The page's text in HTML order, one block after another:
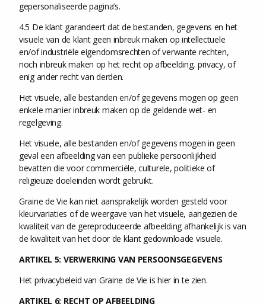
gepersonaliseerde pagina’s.
4.5 De klant garandeert dat de bestanden, gegevens en het
visuele van de klant geen inbreuk maken op intellectuele
en/of industriële eigendomsrechten of verwante rechten,
noch inbreuk maken op het recht op afbeelding, privacy, of
enig ander recht van derden.
Het visuele, alle bestanden en/of gegevens mogen op geen
enkele manier inbreuk maken op de geldende wet- en
regelgeving.
Het visuele, alle bestanden en/of gegevens mogen in geen
geval een afbeelding van een publieke persoonlijkheid
bevatten die voor commerciële, culturele, politieke of
religieuze doeleinden wordt gebruikt.
Graine de Vie kan niet aansprakelijk worden gesteld voor
kleurvariaties of de weergave van het visuele, aangezien de
kwaliteit van de gereproduceerde afbeelding afhankelijk is van
de kwaliteit van het door de klant gedownloade visuele.
ARTIKEL 5: VERWERKING VAN PERSOONSGEGEVENS
Het privacybeleid van Graine de Vie is hier in te zien.
ARTIKEL 6: RECHT OP AFBEELDING